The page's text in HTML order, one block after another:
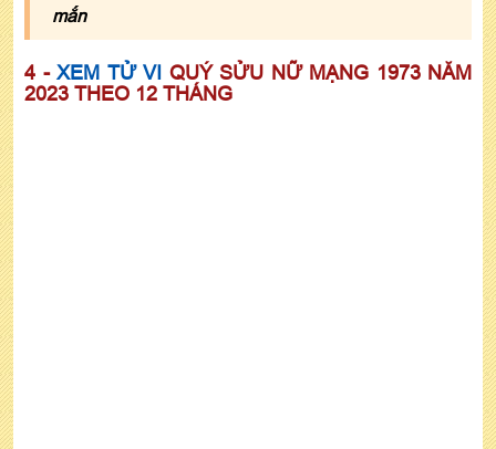
mắn
4 - XEM TỬ VI QUÝ SỬU NỮ MẠNG 1973 NĂM
2023 THEO 12 THÁNG